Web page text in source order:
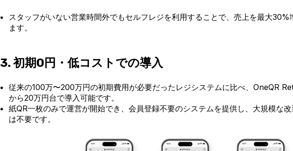
スタッフがいない営業時間外でもセルフレジを利用することで、売上を最大30%
ます。
3.初期0円・低コストでの導入
従来の100万〜200万円の初期費用が必要だったレジシステムに比べ、OneQR
から20万円台で導入可能です。
紙QR一枚のみで運営が開始でき、会員登録不要のシステムを提供し、大規模な
は不要です。